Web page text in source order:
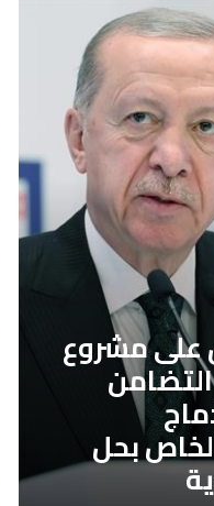
على مشروع
بحل